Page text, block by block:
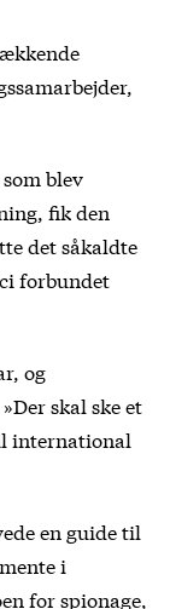
blev
fik den
det såkaldte
forbundet
, og
skal ske et
international
en guide til
i
for spionage,